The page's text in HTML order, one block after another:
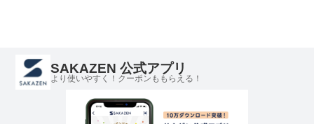
SAKAZEN 公式アプリ
より使いやすく！クーポンももらえる！